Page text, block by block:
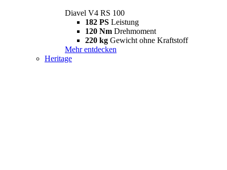
Diavel V4 RS 100
182 PS Leistung
120 Nm Drehmoment
220 kg Gewicht ohne Kraftstoff
Mehr entdecken
Heritage